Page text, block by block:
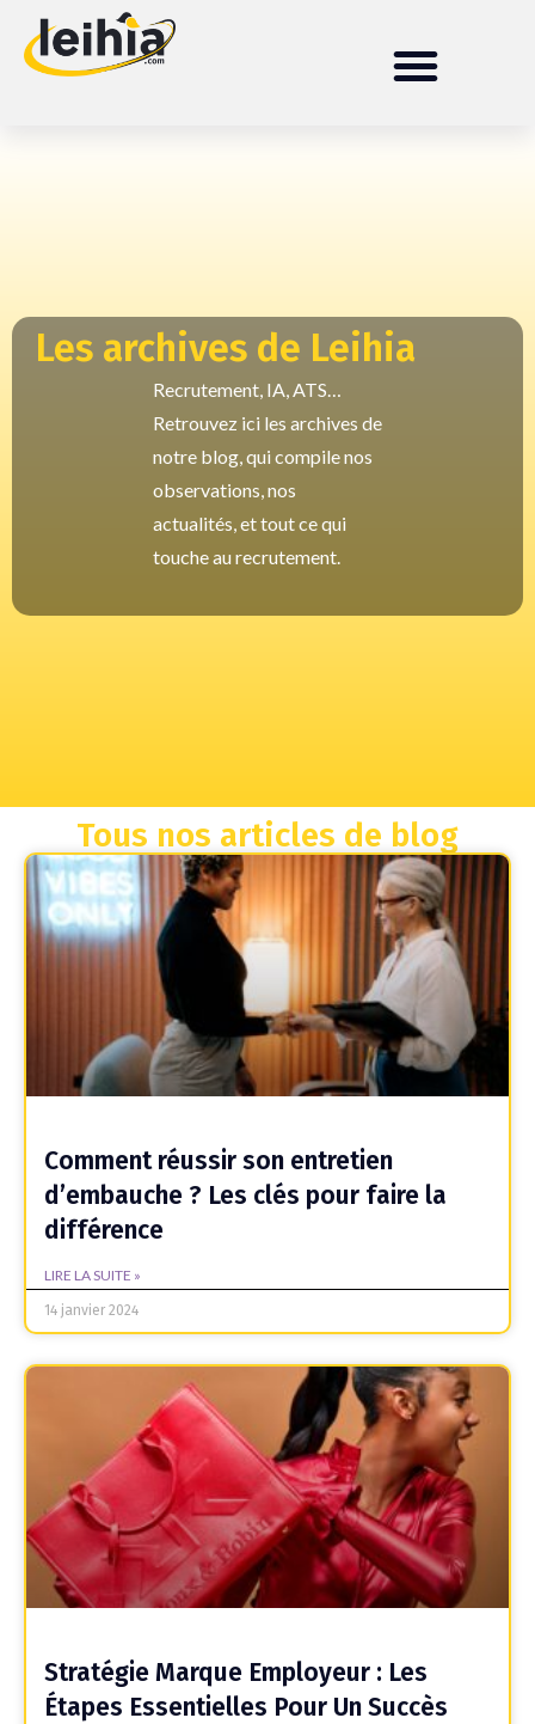
Les archives de Leihia
Recrutement, IA, ATS…
Retrouvez ici les archives de
notre blog, qui compile nos
observations, nos
actualités, et tout ce qui
touche au recrutement.
Tous nos articles de blog
Comment réussir son entretien
d’embauche ? Les clés pour faire la
différence
LIRE LA SUITE »
14 janvier 2024
Stratégie Marque Employeur : Les
Étapes Essentielles Pour Un Succès